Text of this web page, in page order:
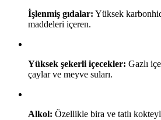
İşlenmiş gıdalar: Yüksek
maddeleri içeren.
Yüksek şekerli içecekler: Gazlı
çaylar ve meyve suları.
Alkol: Özellikle bira ve tatlı